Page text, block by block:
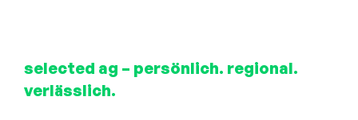
selected ag – persönlich. regional.
verlässlich.